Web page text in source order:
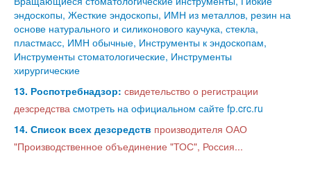
эндоскопы, Жесткие эндоскопы, ИМН из металлов, резин на
основе натурального и силиконового каучука, стекла,
пластмасс, ИМН обычные, Инструменты к эндоскопам,
Инструменты стоматологические, Инструменты
хирургические
13. Роспотребнадзор: свидетельство о регистрации
дезсредства смотреть на официальном сайте fp.crc.ru
14. Список всех дезсредств производителя ОАО
"Производственное объединение "ТОС", Россия...